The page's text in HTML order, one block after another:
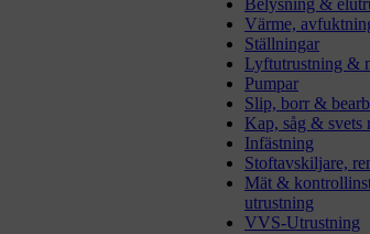
Belysning &
Värme,
Ställningar
Lyftutrustning &
Pumpar
Slip, borr &
Kap, såg & svets
Infästning
Stoftavskiljare,
Mät &
utrustning
VVS-Utrustning